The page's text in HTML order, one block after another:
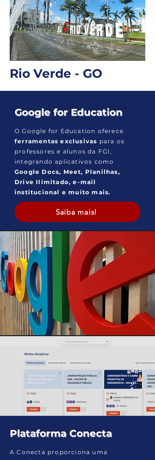
Rio Verde - GO
Google for Education
O Google for Education oferece
ferramentas exclusivas para os
professores e alunos da FGI,
integrando aplicativos como
Google Docs, Meet, Planilhas,
Drive Ilimitado, e-mail
institucional e muito mais.
Saiba mais!
Plataforma Conecta
A Conecta proporciona uma